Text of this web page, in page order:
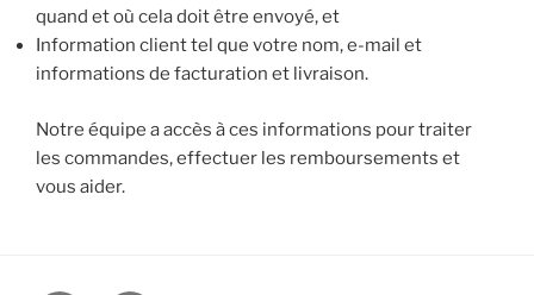
quand et où cela doit être envoyé, et
Information client tel que votre nom, e-mail et
informations de facturation et livraison.
Notre équipe a accès à ces informations pour traiter
les commandes, effectuer les remboursements et
vous aider.